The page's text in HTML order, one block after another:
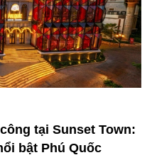
tại Sunset Town:
bật Phú Quốc